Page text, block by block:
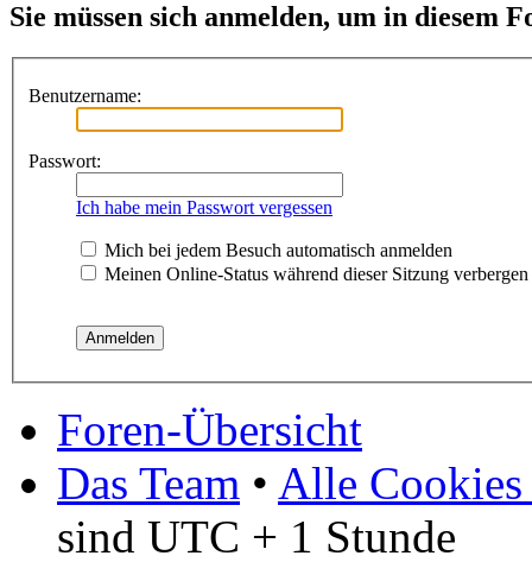
Sie müssen sich anmelden, um in diesem
Benutzername:
Passwort:
Ich habe mein Passwort vergessen
Mich bei jedem Besuch automatisch anmelden
Meinen Online-Status während dieser Sitzung verbergen
Foren-Übersicht
Das Team • Alle Cookies
sind UTC + 1 Stunde